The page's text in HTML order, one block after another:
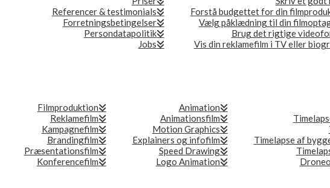
Referencer & testimonials
Forretningsbetingelser
Persondatapolitik
Jobs
Forstå budgettet for din
Vælg påklædning til din
Brug det rigtige
Vis din reklamefilm i TV eller
Filmproduktion
Reklamefilm
Kampagnefilm
Brandingfilm
Præsentationsfilm
Konferencefilm
Animation
Animationsfilm
Motion Graphics
Explainers og infofilm
Speed Drawing
Logo Animation
Timelapse af